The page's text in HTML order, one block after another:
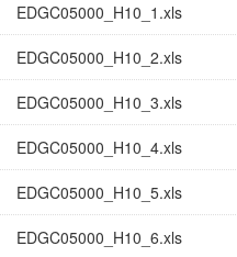
EDGC05000_H10_1.xls
EDGC05000_H10_2.xls
EDGC05000_H10_3.xls
EDGC05000_H10_4.xls
EDGC05000_H10_5.xls
EDGC05000_H10_6.xls